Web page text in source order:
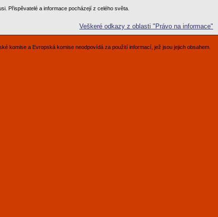
Přispěvatelé a informace pocházejí z celého světa.
Veškeré odkazy z oblasti "Právo na informace"
komise a Evropská komise neodpovídá za použití informací, jež jsou jejich obsahem.